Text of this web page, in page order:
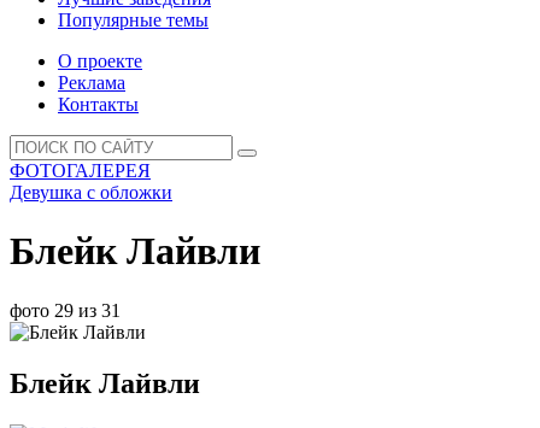
Популярные темы
О проекте
Реклама
Контакты
ФОТОГАЛЕРЕЯ
Девушка с обложки
Блейк Лайвли
фото 29 из 31
Блейк Лайвли